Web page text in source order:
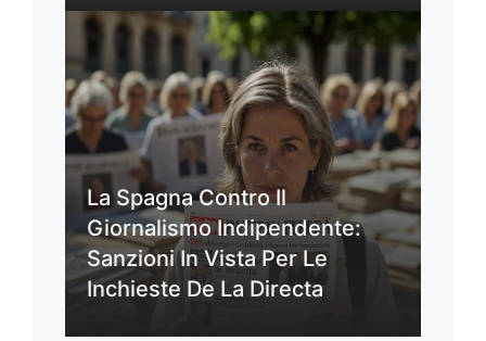
La Spagna Contro Il
Giornalismo Indipendente:
Sanzioni In Vista Per Le
Inchieste De La Directa